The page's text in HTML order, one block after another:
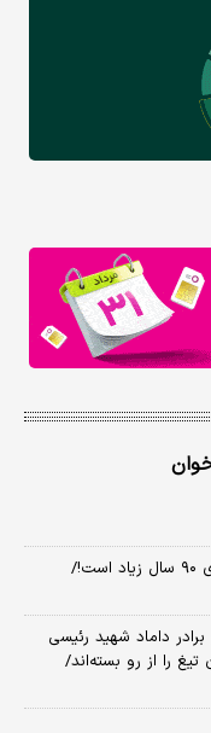
روحانی اصلاح طلب: ‌لیست مسئولان موثر بالای ۹۰ سال زیاد است!/
داماد شهید رئیسی
را از رو بسته‌اند/